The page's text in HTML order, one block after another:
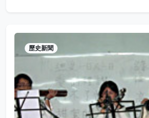
歷史新聞